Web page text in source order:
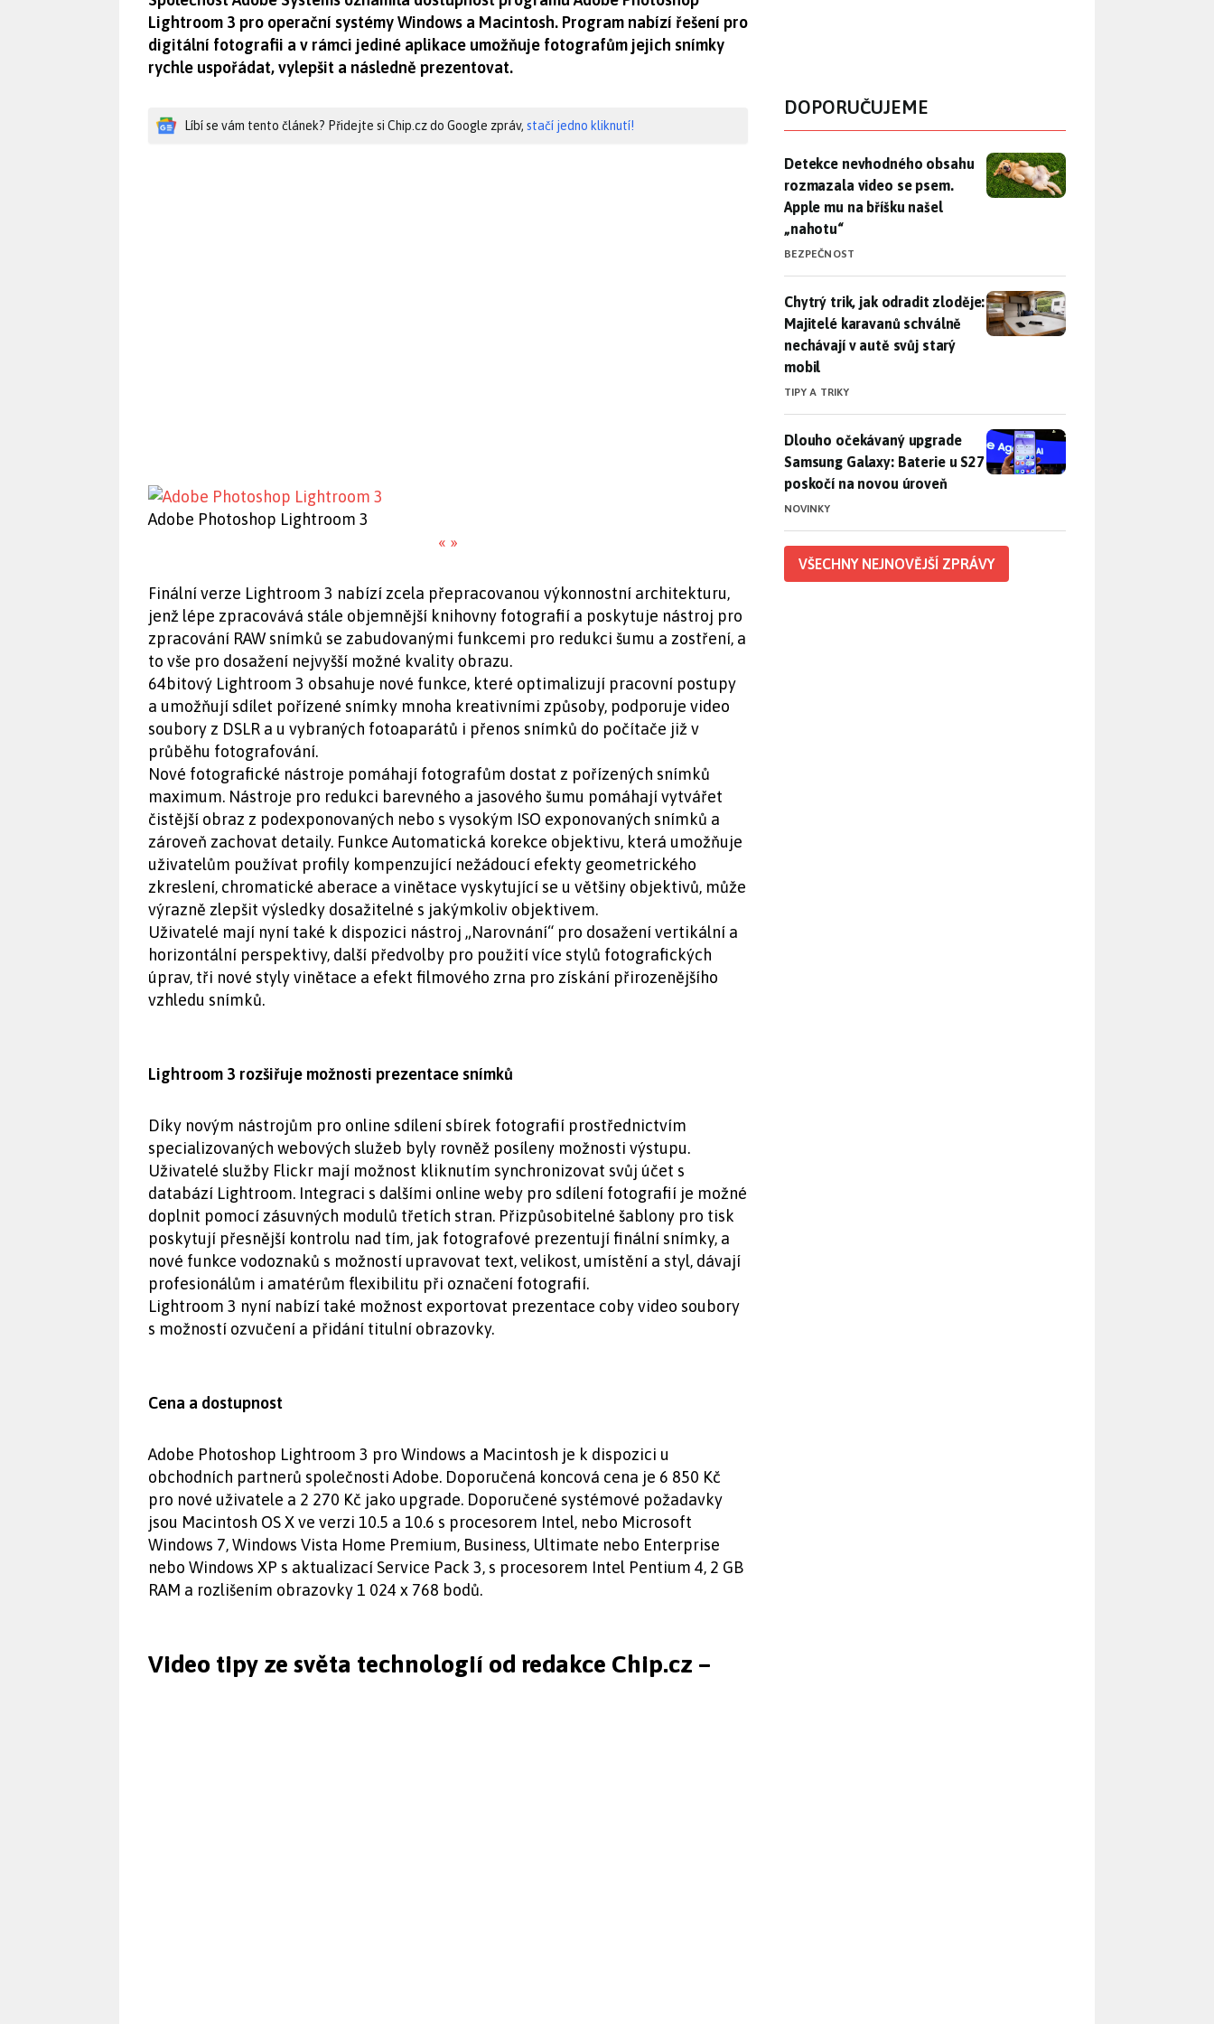
Lightroom 3 pro operační systémy Windows a Macintosh. Program nabízí řešení pro
digitální fotografii a v rámci jediné aplikace umožňuje fotografům jejich snímky
rychle uspořádat, vylepšit a následně prezentovat.
Líbí se vám tento článek? Přidejte si Chip.cz do Google zpráv, stačí jedno kliknutí!
Adobe Photoshop Lightroom 3
« »
Finální verze Lightroom 3 nabízí zcela přepracovanou výkonnostní architekturu,
jenž lépe zpracovává stále objemnější knihovny fotografií a poskytuje nástroj pro
zpracování RAW snímků se zabudovanými funkcemi pro redukci šumu a zostření, a
to vše pro dosažení nejvyšší možné kvality obrazu.
64bitový Lightroom 3 obsahuje nové funkce, které optimalizují pracovní postupy
a umožňují sdílet pořízené snímky mnoha kreativními způsoby, podporuje video
soubory z DSLR a u vybraných fotoaparátů i přenos snímků do počítače již v
průběhu fotografování.
Nové fotografické nástroje pomáhají fotografům dostat z pořízených snímků
maximum. Nástroje pro redukci barevného a jasového šumu pomáhají vytvářet
čistější obraz z podexponovaných nebo s vysokým ISO exponovaných snímků a
zároveň zachovat detaily. Funkce Automatická korekce objektivu, která umožňuje
uživatelům používat profily kompenzující nežádoucí efekty geometrického
zkreslení, chromatické aberace a vinětace vyskytující se u většiny objektivů, může
výrazně zlepšit výsledky dosažitelné s jakýmkoliv objektivem.
Uživatelé mají nyní také k dispozici nástroj „Narovnání“ pro dosažení vertikální a
horizontální perspektivy, další předvolby pro použití více stylů fotografických
úprav, tři nové styly vinětace a efekt filmového zrna pro získání přirozenějšího
vzhledu snímků.
Lightroom 3 rozšiřuje možnosti prezentace snímků
Díky novým nástrojům pro online sdílení sbírek fotografií prostřednictvím
specializovaných webových služeb byly rovněž posíleny možnosti výstupu.
Uživatelé služby Flickr mají možnost kliknutím synchronizovat svůj účet s
databází Lightroom. Integraci s dalšími online weby pro sdílení fotografií je možné
doplnit pomocí zásuvných modulů třetích stran. Přizpůsobitelné šablony pro tisk
poskytují přesnější kontrolu nad tím, jak fotografové prezentují finální snímky, a
nové funkce vodoznaků s možností upravovat text, velikost, umístění a styl, dávají
profesionálům i amatérům flexibilitu při označení fotografií.
Lightroom 3 nyní nabízí také možnost exportovat prezentace coby video soubory
s možností ozvučení a přidání titulní obrazovky.
Cena a dostupnost
Adobe Photoshop Lightroom 3 pro Windows a Macintosh je k dispozici u
obchodních partnerů společnosti Adobe. Doporučená koncová cena je 6 850 Kč
pro nové uživatele a 2 270 Kč jako upgrade. Doporučené systémové požadavky
jsou Macintosh OS X ve verzi 10.5 a 10.6 s procesorem Intel, nebo Microsoft
Windows 7, Windows Vista Home Premium, Business, Ultimate nebo Enterprise
nebo Windows XP s aktualizací Service Pack 3, s procesorem Intel Pentium 4, 2 GB
RAM a rozlišením obrazovky 1 024 x 768 bodů.
Video tipy ze světa technologií od redakce Chip.cz –
DOPORUČUJEME
Detekce nevhodného obsahu rozmazala video se psem. Apple mu
Detekce nevhodného obsahu
rozmazala video se psem.
Apple mu na bříšku našel
„nahotu“
BEZPEČNOST
Chytrý trik, jak odradit zloděje: Majitelé karavanů schválně
Chytrý trik, jak odradit zloděje:
Majitelé karavanů schválně
nechávají v autě svůj starý
mobil
TIPY A TRIKY
Dlouho očekávaný upgrade Samsung Galaxy: Baterie u S27
Dlouho očekávaný upgrade
Samsung Galaxy: Baterie u S27
poskočí na novou úroveň
NOVINKY
VŠECHNY NEJNOVĚJŠÍ ZPRÁVY